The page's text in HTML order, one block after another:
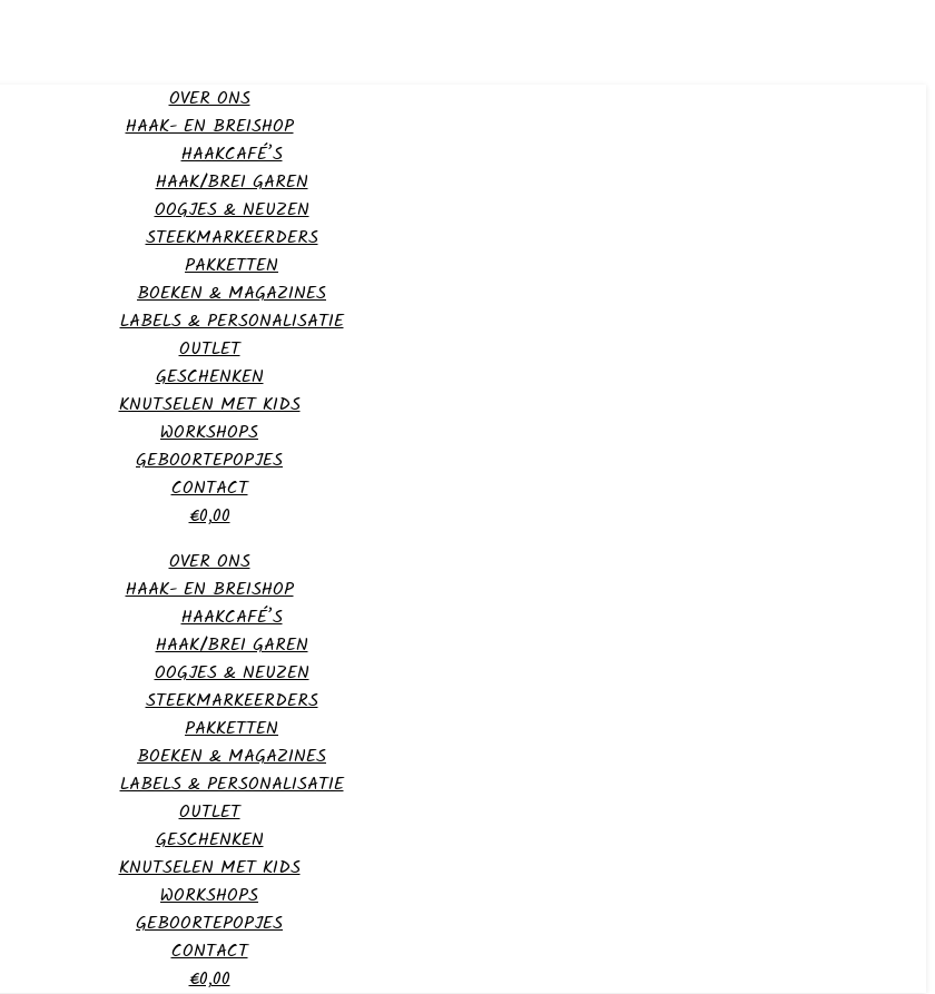
OVER ONS
HAAK- EN BREISHOP
HAAKCAFÉ’S
HAAK/BREI GAREN
OOGJES & NEUZEN
STEEKMARKEERDERS
PAKKETTEN
BOEKEN & MAGAZINES
LABELS & PERSONALISATIE
OUTLET
GESCHENKEN
KNUTSELEN MET KIDS
WORKSHOPS
GEBOORTEPOPJES
CONTACT
€0,00
OVER ONS
HAAK- EN BREISHOP
HAAKCAFÉ’S
HAAK/BREI GAREN
OOGJES & NEUZEN
STEEKMARKEERDERS
PAKKETTEN
BOEKEN & MAGAZINES
LABELS & PERSONALISATIE
OUTLET
GESCHENKEN
KNUTSELEN MET KIDS
WORKSHOPS
GEBOORTEPOPJES
CONTACT
€0,00